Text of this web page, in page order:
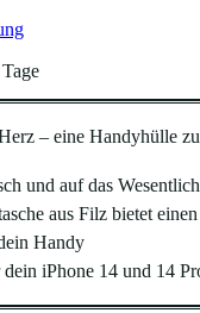
– eine Handyhülle
und auf das
aus Filz bietet
Handy
dein iPhone 14 und 14